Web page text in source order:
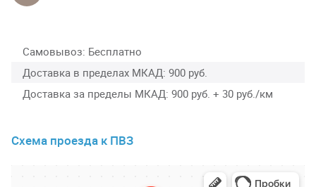
Самовывоз Бесплатно
Доставка в пределах МКАД 900 руб.
Доставка за пределы МКАД 900 руб. + 30 руб./км
Схема проезда к ПВЗ